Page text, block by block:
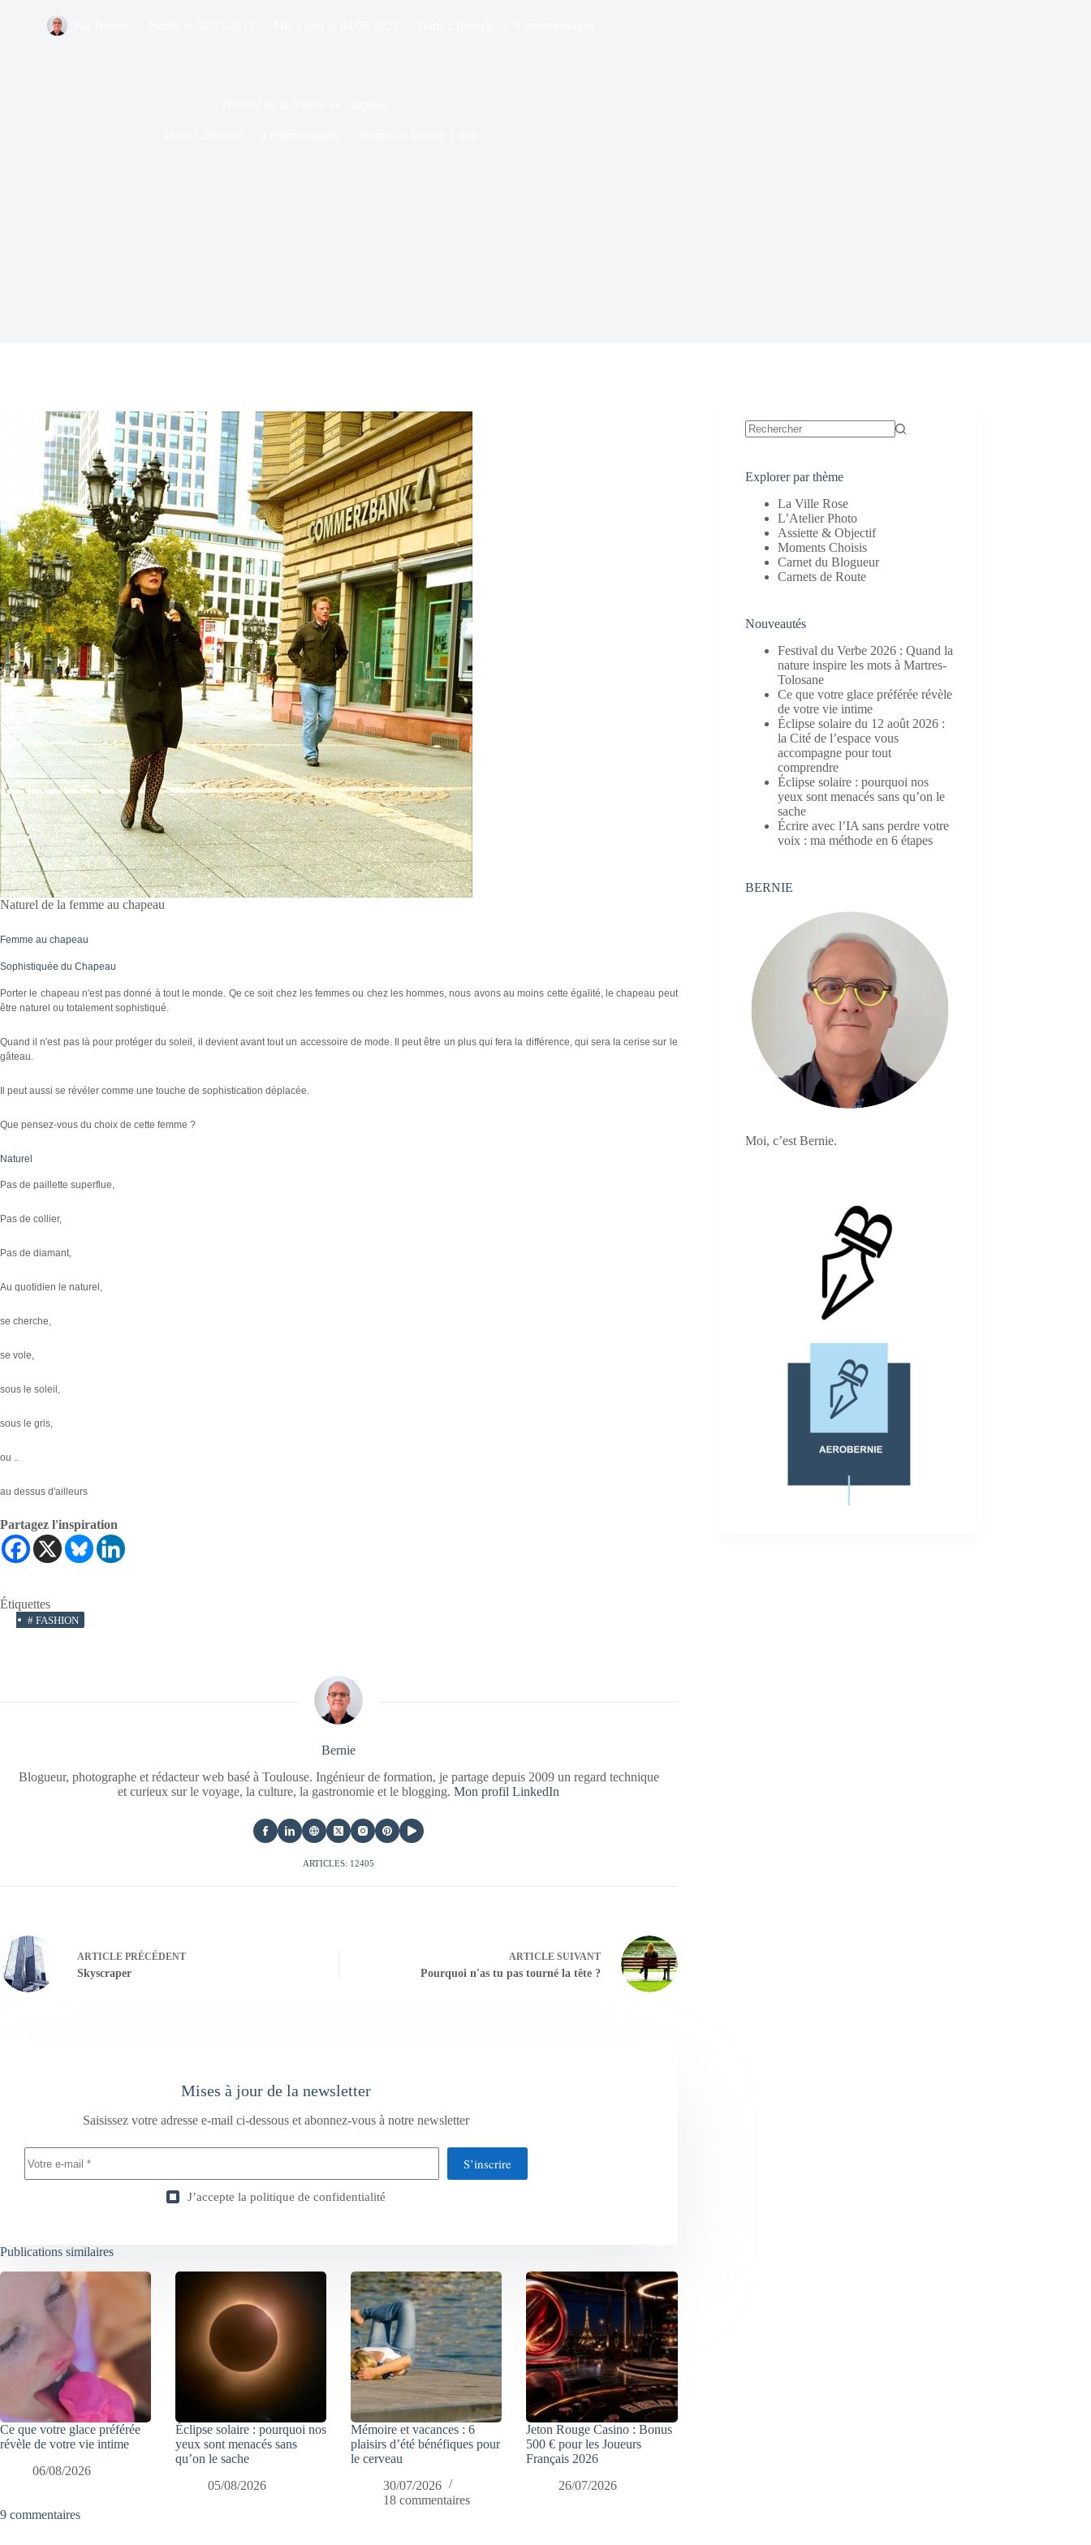
Naturel de la femme au chapeau
Femme au chapeau
Sophistiquée du Chapeau
Porter le chapeau n'est pas donné à tout le monde. Qe ce soit chez les femmes ou chez les hommes, nous avons au moins cette égalité, le chapeau peut
être naturel ou totalement sophistiqué.
Quand il n'est pas là pour protéger du soleil, il devient avant tout un accessoire de mode. Il peut être un plus qui fera la différence, qui sera la cerise sur le
gâteau.
Il peut aussi se révéler comme une touche de sophistication déplacée.
Que pensez-vous du choix de cette femme ?
Naturel
Pas de paillette superflue,
Pas de collier,
Pas de diamant,
Au quotidien le naturel,
se cherche,
se vole,
sous le soleil,
sous le gris,
ou ..
au dessus d'ailleurs
Partagez l'inspiration
Étiquettes
# FASHION
Bernie
Blogueur, photographe et rédacteur web basé à Toulouse. Ingénieur de formation, je partage depuis 2009 un regard technique
et curieux sur le voyage, la culture, la gastronomie et le blogging.Mon profil LinkedIn
ARTICLES: 12405
ARTICLE PRÉCÉDENT
Skyscraper
ARTICLESUIVANT
Pourquoi n'as tu pas tourné la tête ?
Mises à jour de la newsletter
Saisissez votre adresse e-mail ci-dessous et abonnez-vous à notre newsletter
S’inscrire
J’accepte la politique de confidentialité
Publications similaires
Ce que votre glace préférée
révèle de votre vie intime
06/08/2026
Éclipse solaire : pourquoi nos
yeux sont menacés sans
qu’on le sache
05/08/2026
Mémoire et vacances : 6
plaisirs d’été bénéfiques pour
le cerveau
30/07/2026
18 commentaires
Jeton Rouge Casino : Bonus
500 € pour les Joueurs
Français 2026
26/07/2026
9 commentaires
Explorer par thème
La Ville Rose
L’Atelier Photo
Assiette & Objectif
Moments Choisis
Carnet du Blogueur
Carnets de Route
Nouveautés
Festival du Verbe 2026 : Quand la
nature inspire les mots à Martres-
Tolosane
Ce que votre glace préférée révèle
de votre vie intime
Éclipse solaire du 12 août 2026 :
la Cité de l’espace vous
accompagne pour tout
comprendre
Éclipse solaire : pourquoi nos
yeux sont menacés sans qu’on le
sache
Écrire avec l’IA sans perdre votre
voix : ma méthode en 6 étapes
BERNIE
Moi, c’est Bernie.